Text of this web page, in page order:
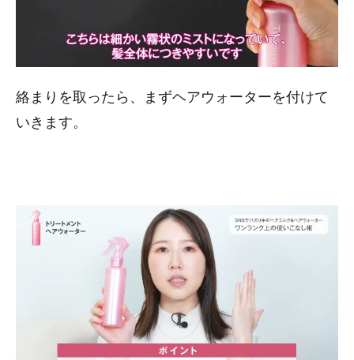
絡まりを取ったら、まずヘアウォーターを付けて
いきます。